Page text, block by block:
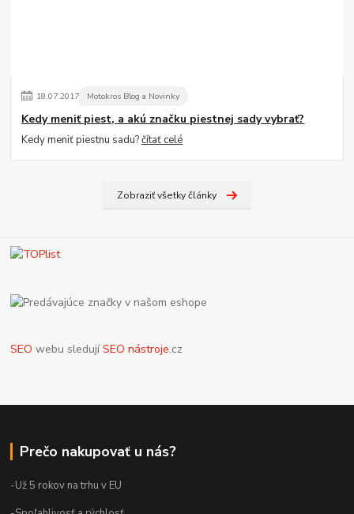
18.07.2017 Motokros Blog a Novinky
Kedy meniť piest, a akú značku piestnej sady vybrať?
Kedy meniť piestnu sadu?čítať celé
Zobraziť všetky články
SEO webu sledujíSEO nástroje.cz
Prečo nakupovať u nás?
-Už 5 rokov na trhu v EU